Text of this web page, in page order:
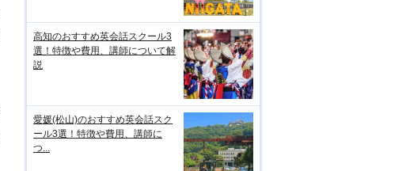
高知のおすすめ英会話スクール3
選！特徴や費用、講師について解
説
愛媛(松山)のおすすめ英会話スク
ール3選！特徴や費用、講師に
つ...